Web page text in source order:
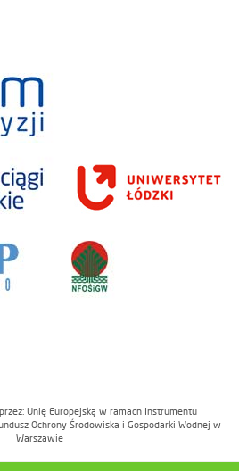
Unię Europejską w ramach Instrumentu
Ochrony Środowiska i Gospodarki Wodnej w
Warszawie